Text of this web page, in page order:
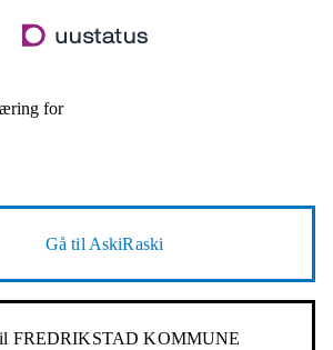
til
for
Gå tilAskiRaski
FREDRIKSTAD KOMMUNE